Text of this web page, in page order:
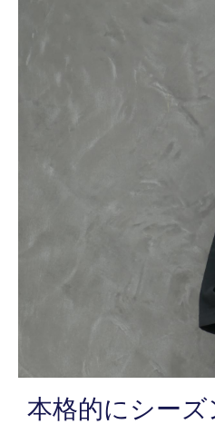
本格的にシー